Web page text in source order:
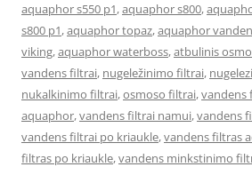
aquaphor s550 p1,aquaphor s800,
s800 p1,aquaphor topaz,aquaphor
viking,aquaphor waterboss,atbulinis
vandens filtrai, nugeležinimo filtrai,
nukalkinimo filtrai,osmoso filtrai,vandens
aquaphor,vandens filtrai namui,vandens
vandens filtrai po kriaukle,vandens filtras
filtras po kriaukle,vandens minkstinimo